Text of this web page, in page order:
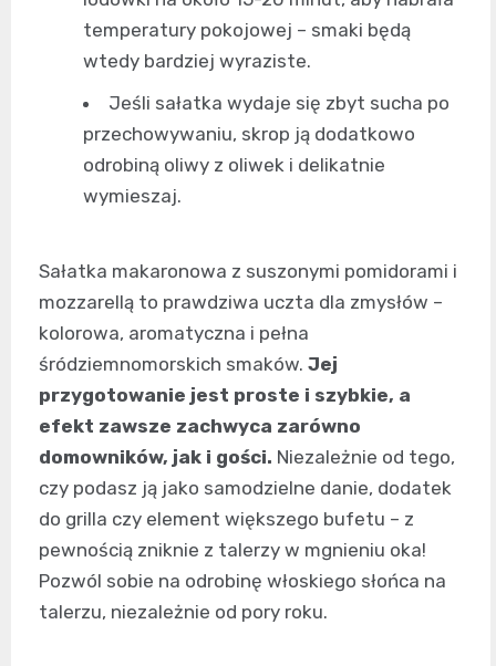
temperatury pokojowej – smaki będą
wtedy bardziej wyraziste.
Jeśli sałatka wydaje się zbyt sucha po
przechowywaniu, skrop ją dodatkowo
odrobiną oliwy z oliwek i delikatnie
wymieszaj.
Sałatka makaronowa z suszonymi pomidorami i
mozzarellą to prawdziwa uczta dla zmysłów –
kolorowa, aromatyczna i pełna
śródziemnomorskich smaków. Jej
przygotowanie jest proste i szybkie, a
efekt zawsze zachwyca zarówno
domowników, jak i gości. Niezależnie od tego,
czy podasz ją jako samodzielne danie, dodatek
do grilla czy element większego bufetu – z
pewnością zniknie z talerzy w mgnieniu oka!
Pozwól sobie na odrobinę włoskiego słońca na
talerzu, niezależnie od pory roku.